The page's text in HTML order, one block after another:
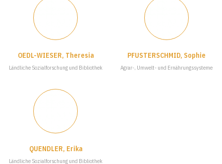
OEDL-WIESER, Theresia
Ländliche Sozialforschung und Bibliothek
PFUSTERSCHMID, Sophie
Agrar-, Umwelt- und Ernährungssysteme
QUENDLER, Erika
Ländliche Sozialforschung und Bibliothek